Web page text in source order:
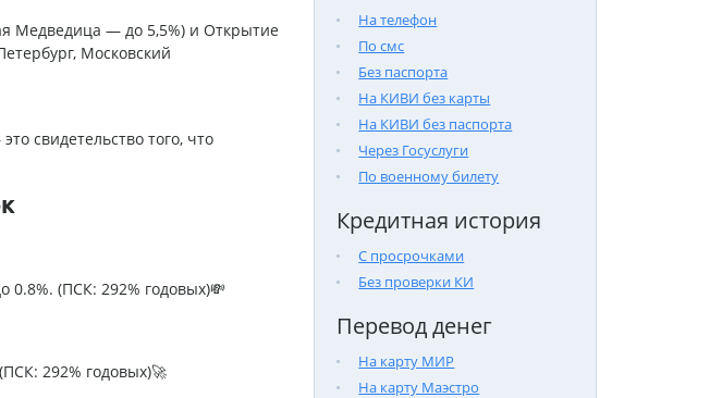
На телефон
По смс
Без паспорта
На КИВИ без карты
На КИВИ без паспорта
Через Госуслуги
По военному билету
Кредитная история
С просрочками
Без проверки КИ
Перевод денег
На карту МИР
На карту Маэстро
Медведица — до 5,5%) и Открытие
Московский
свидетельство того, что
0.8%. (ПСК: 292% годовых)💸
292% годовых)🚀